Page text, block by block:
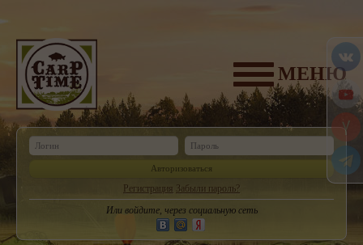
МЕНЮ
Авторизоваться
Регистрация Забыли пароль?
Или войдите, через социальную сеть